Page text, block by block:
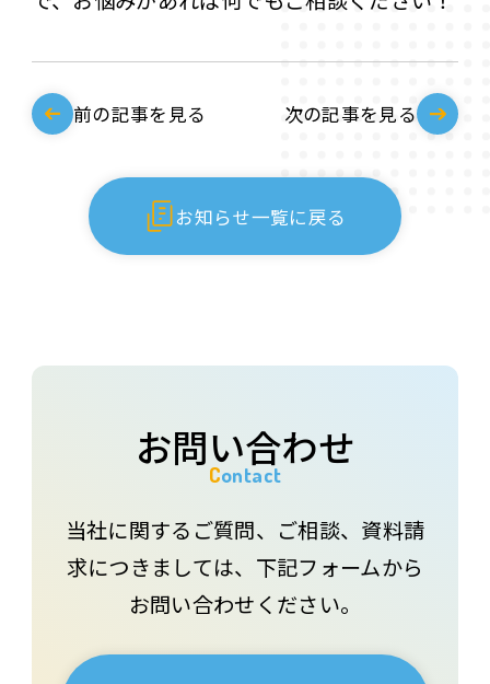
前の記事を見る
お知らせ一覧に戻る
次の記事を見る
お問い合わせ
Contact
当社に関するご質問、ご相談、資料請
求につきましては、下記フォームから
お問い合わせください。